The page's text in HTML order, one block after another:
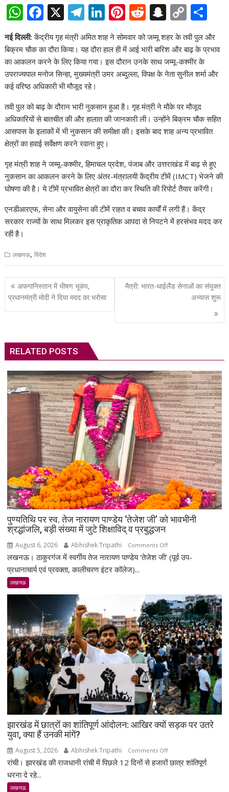
W
h
at
s
A
p
p
F
ac
e
b
o
o
k
X T
el
e
gr
a
m
Li
n
k
e
dI
Pi
er
e
st
R
d
di
t
S
n
a
p
c
at
C
o
p
y
Li
k
h
ar
e
नई दिल्ली:केंद्रीय गृह मंत्री अमित शाह ने सोमवार को जम्मू शहर के तवी पुल और
बिक्रम चौक का दौरा किया। यह दौरा हाल ही में आई भारी बारिश और बाढ़ के प्रभाव
का आकलन करने के लिए किया गया। इस दौरान उनके साथ जम्मू-कश्मीर के
उपराज्यपाल मनोज सिन्हा, मुख्यमंत्री उमर अब्दुल्ला, विपक्ष के नेता सुनील शर्मा और
कई वरिष्ठ अधिकारी भी मौजूद रहे।
तवी पुल को बाढ़ के दौरान भारी नुकसान हुआ है। गृह मंत्री ने मौके पर मौजूद
अधिकारियों से बातचीत की और हालात की जानकारी ली। उन्होंने बिक्रम चौक सहित
आसपास के इलाकों में भी नुकसान की समीक्षा की। इसके बाद शाह अन्य प्रभावित
क्षेत्रों का हवाई सर्वेक्षण करने रवाना हुए।
गृह मंत्री शाह ने जम्मू-कश्मीर, हिमाचल प्रदेश, पंजाब और उत्तराखंड में बाढ़ से हुए
नुकसान का आकलन करने के लिए अंतर-मंत्रालयी केंद्रीय टीमें (IMCT) भेजने की
घोषणा की है। ये टीमें प्रभावित क्षेत्रों का दौरा कर स्थिति की रिपोर्ट तैयार करेंगी।
एनडीआरएफ, सेना और वायुसेना की टीमें राहत व बचाव कार्यों में लगी हैं। केंद्र
सरकार राज्यों के साथ मिलकर इस प्राकृतिक आपदा से निपटने में हरसंभव मदद कर
रही है।
लखनऊ,विदेश
Post
navigation
अफगानिस्तान में भीषण भूकंप,
प्रधानमंत्री मोदी ने दिया मदद का भरोसा
मैत्री: भारत-थाईलैंड सेनाओं का संयुक्त
अभ्यास शुरू
RELATED POSTS
पुण्यतिथि पर स्व. तेज नारायण पाण्डेय ‘तेजेश जी’ को भावभीनी
श्रद्धांजलि, बड़ी संख्या में जुटे शिक्षाविद् व प्रबुद्धजन
August 6, 2026 Abhishek Tripathi Comments Offon
पुण्यतिथि
नारायण
पाण्डेय
‘तेजेश
जी’
को
भावभीनी
श्रद्धांजलि,
बड़ी
संख्या
में
जुटे
शिक्षाविद्
प्रबुद्धजन
लखनऊ। ठाकुरगंज में स्वर्गीय तेज नारायण पाण्डेय ‘तेजेश जी’ (पूर्व उप-
प्रधानाचार्य एवं प्रवक्ता, कालीचरण इंटर कॉलेज)...
लखनऊ
झारखंड में छात्रों का शांतिपूर्ण आंदोलन: आखिर क्यों सड़क पर उतरे
युवा, क्या हैं उनकी मांगें?
August 5, 2026 Abhishek Tripathi Comments Offon
झारखंड
रांची। झारखंड की राजधानी रांची में पिछले 12 दिनों से हजारों छात्र शांतिपूर्ण
धरना दे रहे...
लखनऊ